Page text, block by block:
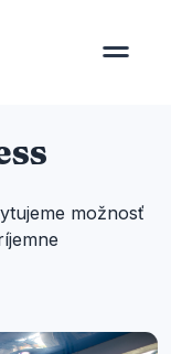
možnosť